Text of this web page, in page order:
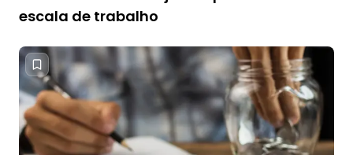
escala de trabalho